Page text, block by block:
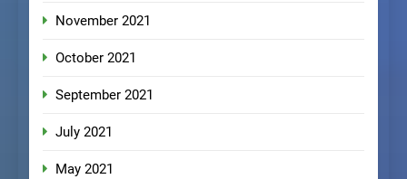
November 2021
October 2021
September 2021
July 2021
May 2021